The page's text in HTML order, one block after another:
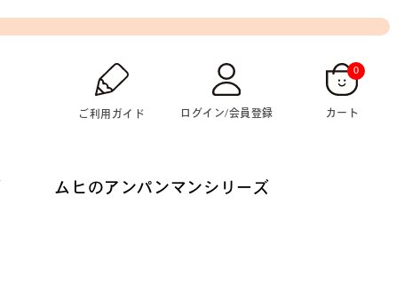
ご利用ガイド ログイン/会員登録
0
カート
ムヒのアンパンマンシリーズ